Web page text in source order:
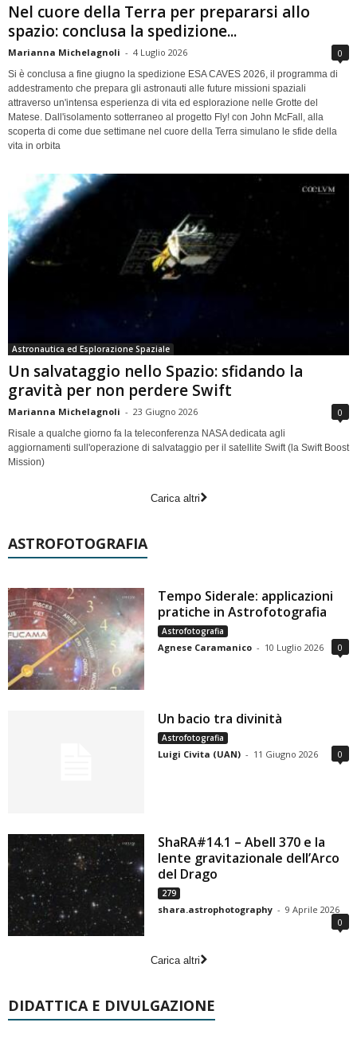
Nel cuore della Terra per prepararsi allo
spazio: conclusa la spedizione...
Marianna Michelagnoli - 4 Luglio 2026 0
Si è conclusa a fine giugno la spedizione ESA CAVES 2026, il programma di
addestramento che prepara gli astronauti alle future missioni spaziali
attraverso un'intensa esperienza di vita ed esplorazione nelle Grotte del
Matese. Dall'isolamento sotterraneo al progetto Fly! con John McFall, alla
scoperta di come due settimane nel cuore della Terra simulano le sfide della
vita in orbita
Astronautica ed Esplorazione Spaziale
Un salvataggio nello Spazio: sfidando la
gravità per non perdere Swift
Marianna Michelagnoli - 23 Giugno 2026 0
Risale a qualche giorno fa la teleconferenza NASA dedicata agli
aggiornamenti sull'operazione di salvataggio per il satellite Swift (la Swift Boost
Mission)
Carica altri
ASTROFOTOGRAFIA
Tempo Siderale: applicazioni
pratiche in Astrofotografia
Astrofotografia
Agnese Caramanico - 10 Luglio 2026 0
Un bacio tra divinità
Astrofotografia
Luigi Civita (UAN) - 11 Giugno 2026 0
ShaRA#14.1 – Abell 370 e la
lente gravitazionale dell’Arco
del Drago
279
shara.astrophotography - 9 Aprile 2026
0
Carica altri
DIDATTICA E DIVULGAZIONE